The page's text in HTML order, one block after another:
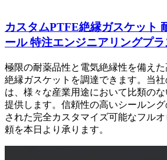
カスタムPTFE絶縁ガスケット
ール 特注エンジニアリングプ
極限の耐薬品性と電気絶縁性を備え
絶縁ガスケットを調達できます。当
は、様々な産業用途において比類の
提供します。信頼性の高いシールン
された完全カスタマイズ可能なフル
頼を本日より承ります。